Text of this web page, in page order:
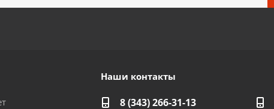
Наши контакты
8 (343) 266-31-13